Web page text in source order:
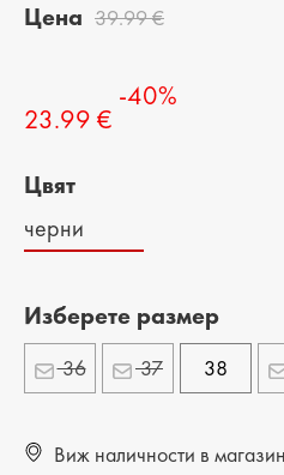
Цена 39.99 €
23.99 €
-40%
Цвят
черни
Изберете размер
36 37 38
Виж наличности в